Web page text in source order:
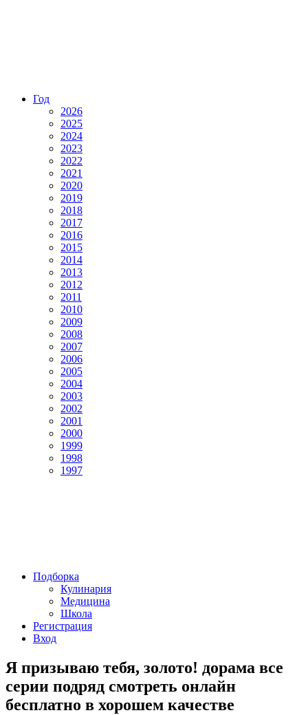
Год
2026
2025
2024
2023
2022
2021
2020
2019
2018
2017
2016
2015
2014
2013
2012
2011
2010
2009
2008
2007
2006
2005
2004
2003
2002
2001
2000
1999
1998
1997
Подборка
Кулинария
Медицина
Школа
Регистрация
Вход
Я призываю тебя, золото! дорама все
серии подряд смотреть онлайн
бесплатно в хорошем качестве